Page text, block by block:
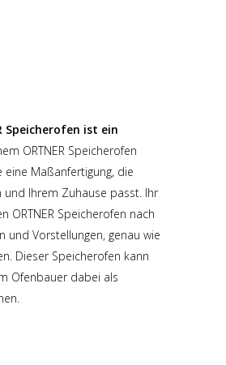
Speicherofen ist ein
ORTNER Speicherofen
eine Maßanfertigung, die
und Ihrem Zuhause passt. Ihr
ORTNER Speicherofen nach
und Vorstellungen, genau wie
Dieser Speicherofen kann
Ofenbauer dabei als